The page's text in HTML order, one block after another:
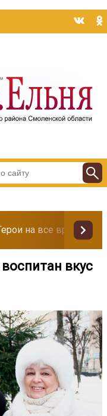
на все времена
вкус